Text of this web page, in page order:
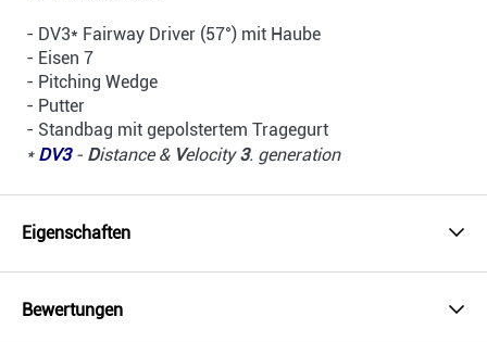
- DV3* Fairway Driver (57°) mit Haube
- Eisen 7
- Pitching Wedge
- Putter
- Standbag mit gepolstertem Tragegurt
* DV3- Distance & Velocity3. generation
Eigenschaften
Bewertungen